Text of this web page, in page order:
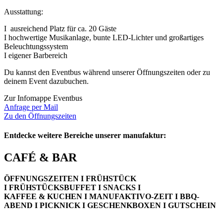
Ausstattung:
I ausreichend Platz für ca. 20 Gäste
I hochwertige Musikanlage, bunte LED-Lichter und großartiges
Beleuchtungssystem
I eigener Barbereich
Du kannst den Eventbus während unserer Öffnungszeiten oder zu
deinem Event dazubuchen.
Zur Infomappe Eventbus
Anfrage per Mail
Zu den Öffnungszeiten
Entdecke weitere Bereiche unserer manufaktur:
CAFÉ & BAR
ÖFFNUNGSZEITEN I FRÜHSTÜCK
I FRÜHSTÜCKSBUFFET I SNACKS I
KAFFEE & KUCHEN I MANUFAKTIVO-ZEIT I BBQ-
ABEND I PICKNICK I GESCHENKBOXEN I GUTSCHEIN